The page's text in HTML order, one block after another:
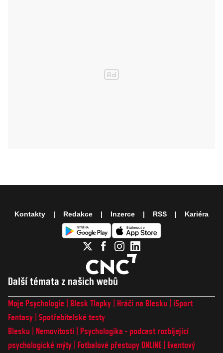
Další témata z našich webů
Moje Psychologie Blesk Tlapky Hráči na Blesku
iSport
Fantasy Spotřebitelské testy
Blesku
Nemovitosti
Psychologika - podcast rozbíjející
psychologické mýty
Fotbalové přestupy ONLINE
Eventový
Kontakty Redakce Inzerce RSS Kariéra